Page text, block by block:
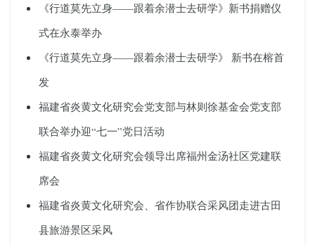
《行道莫先立身——跟着余潜士去研学》新书捐赠仪
式在永泰举办
《行道莫先立身——跟着余潜士去研学》 新书在榕首
发
福建省炎黄文化研究会党支部与林则徐基金会党支部
联合举办迎“七一”党日活动
福建省炎黄文化研究会领导出席福州金汤社区党建联
席会
福建省炎黄文化研究会、省作协联合采风团走进古田
县旅游景区采风